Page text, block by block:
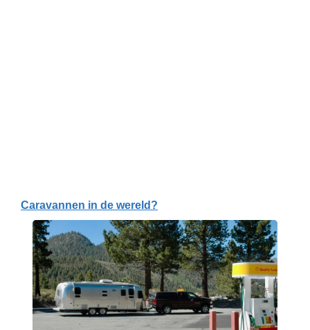
Caravannen in de wereld?